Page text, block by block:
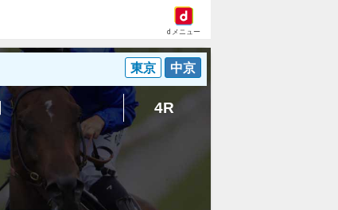
dメニュー
東京 中京
4R